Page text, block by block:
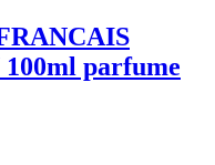
parfume